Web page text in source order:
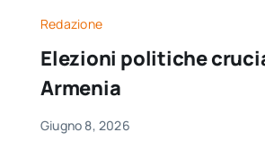
Redazione
Elezioni politiche
Armenia
Giugno 8, 2026